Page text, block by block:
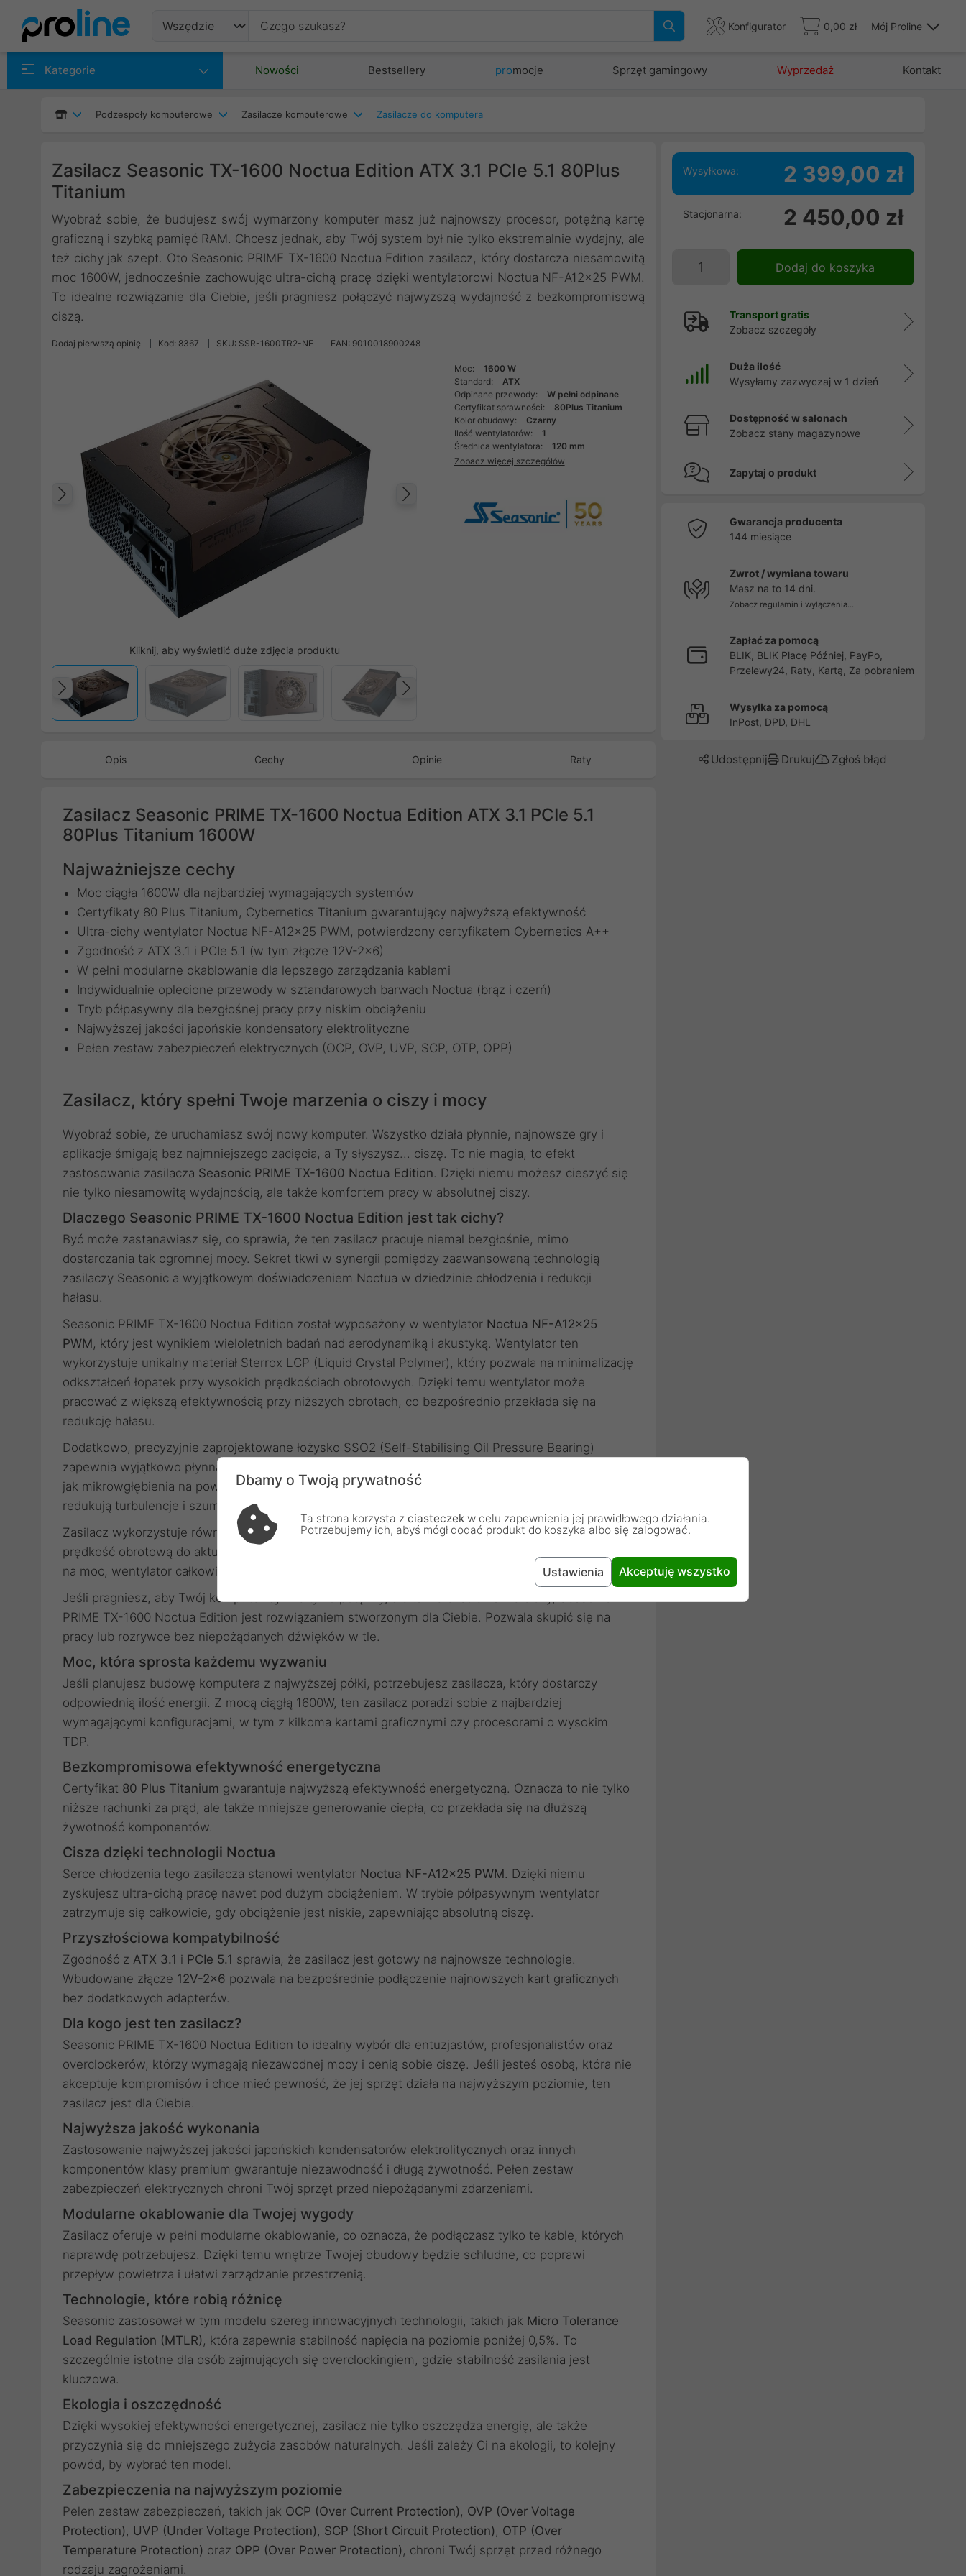
Konfigurator 0,00 zł Mój Proline
Kategorie Nowości Bestsellery promocje Sprzęt gamingowy Wyprzedaż Kontakt
Podzespoły komputerowe Zasilacze komputerowe Zasilacze do komputera
Zasilacz Seasonic TX-1600 Noctua Edition ATX 3.1 PCIe 5.1 80Plus
Titanium
Wyobraź sobie, że budujesz swój wymarzony komputer masz już najnowszy procesor, potężną kartę
graficzną i szybką pamięć RAM. Chcesz jednak, aby Twój system był nie tylko ekstremalnie wydajny, ale
też cichy jak szept. Oto Seasonic PRIME TX-1600 Noctua Edition zasilacz, który dostarcza niesamowitą
moc 1600W, jednocześnie zachowując ultra-cichą pracę dzięki wentylatorowi Noctua NF-A12x25 PWM.
To idealne rozwiązanie dla Ciebie, jeśli pragniesz połączyć najwyższą wydajność z bezkompromisową
ciszą.
Dodaj pierwszą opinię Kod: 8367 SKU: SSR-1600TR2-NE EAN: 9010018900248
Następny
Poprzedni
Kliknij, aby wyświetlić duże zdjęcia produktu
Poprzedni
Moc:
1600 W
Standard:
ATX
Odpinane przewody:
W pełni odpinane
Certyfikat sprawności:
80Plus Titanium
Kolor obudowy:
Czarny
Ilość wentylatorów:
1
Średnica wentylatora:
120 mm
Zobacz więcej szczegółów
Opis Cechy Opinie Raty
Zasilacz Seasonic PRIME TX-1600 Noctua Edition ATX 3.1 PCIe 5.1
80Plus Titanium 1600W
Najważniejsze cechy
Moc ciągła 1600W dla najbardziej wymagających systemów
Certyfikaty 80 Plus Titanium, Cybernetics Titanium gwarantujący najwyższą efektywność
Ultra-cichy wentylator Noctua NF-A12x25 PWM, potwierdzony certyfikatem Cybernetics A++
Zgodność z ATX 3.1 i PCIe 5.1 (w tym złącze 12V-2×6)
W pełni modularne okablowanie dla lepszego zarządzania kablami
Indywidualnie oplecione przewody w sztandarowych barwach Noctua (brąz i czerń)
Tryb półpasywny dla bezgłośnej pracy przy niskim obciążeniu
Najwyższej jakości japońskie kondensatory elektrolityczne
Pełen zestaw zabezpieczeń elektrycznych (OCP, OVP, UVP, SCP, OTP, OPP)
Zasilacz, który spełni Twoje marzenia o ciszy i mocy
Wyobraź sobie, że uruchamiasz swój nowy komputer. Wszystko działa płynnie, najnowsze gry i
aplikacje śmigają bez najmniejszego zacięcia, a Ty słyszysz... ciszę. To nie magia, to efekt
zastosowania zasilacza Seasonic PRIME TX-1600 Noctua Edition. Dzięki niemu możesz cieszyć się
nie tylko niesamowitą wydajnością, ale także komfortem pracy w absolutnej ciszy.
Dlaczego Seasonic PRIME TX-1600 Noctua Edition jest tak cichy?
Być może zastanawiasz się, co sprawia, że ten zasilacz pracuje niemal bezgłośnie, mimo
dostarczania tak ogromnej mocy. Sekret tkwi w synergii pomiędzy zaawansowaną technologią
zasilaczy Seasonic a wyjątkowym doświadczeniem Noctua w dziedzinie chłodzenia i redukcji
hałasu.
Seasonic PRIME TX-1600 Noctua Edition został wyposażony w wentylator Noctua NF-A12x25
PWM, który jest wynikiem wieloletnich badań nad aerodynamiką i akustyką. Wentylator ten
wykorzystuje unikalny materiał Sterrox LCP (Liquid Crystal Polymer), który pozwala na minimalizację
odkształceń łopatek przy wysokich prędkościach obrotowych. Dzięki temu wentylator może
pracować z większą efektywnością przy niższych obrotach, co bezpośrednio przekłada się na
redukcję hałasu.
Dodatkowo, precyzyjnie zaprojektowane łożysko SSO2 (Self-Stabilising Oil Pressure Bearing)
zapewnia wyjątkowo płynną pracę i długą żywotność. Specjalne rozwiązania aerodynamiczne, takie
jak mikrowgłębienia na powierzchni łopatek czy zoptymalizowany kształt ramki wentylatora,
redukują turbulencje i szumy powietrza.
Zasilacz wykorzystuje również inteligentny system kontroli wentylatora, który dostosowuje
prędkość obrotową do aktualnego obciążenia. W trybie półpasywnym, przy niskim zapotrzebowaniu
na moc, wentylator całkowicie się zatrzymuje, zapewniając absolutną ciszę.
Jeśli pragniesz, aby Twój komputer był nie tylko potężny, ale także ekstremalnie cichy, Seasonic
PRIME TX-1600 Noctua Edition jest rozwiązaniem stworzonym dla Ciebie. Pozwala skupić się na
pracy lub rozrywce bez niepożądanych dźwięków w tle.
Moc, która sprosta każdemu wyzwaniu
Jeśli planujesz budowę komputera z najwyższej półki, potrzebujesz zasilacza, który dostarczy
odpowiednią ilość energii. Z mocą ciągłą 1600W, ten zasilacz poradzi sobie z najbardziej
wymagającymi konfiguracjami, w tym z kilkoma kartami graficznymi czy procesorami o wysokim
TDP.
Bezkompromisowa efektywność energetyczna
Certyfikat 80 Plus Titanium gwarantuje najwyższą efektywność energetyczną. Oznacza to nie tylko
niższe rachunki za prąd, ale także mniejsze generowanie ciepła, co przekłada się na dłuższą
żywotność komponentów.
Cisza dzięki technologii Noctua
Serce chłodzenia tego zasilacza stanowi wentylator Noctua NF-A12x25 PWM. Dzięki niemu
zyskujesz ultra-cichą pracę nawet pod dużym obciążeniem. W trybie półpasywnym wentylator
zatrzymuje się całkowicie, gdy obciążenie jest niskie, zapewniając absolutną ciszę.
Przyszłościowa kompatybilność
Zgodność z ATX 3.1 i PCIe 5.1 sprawia, że zasilacz jest gotowy na najnowsze technologie.
Wbudowane złącze 12V-2×6 pozwala na bezpośrednie podłączenie najnowszych kart graficznych
bez dodatkowych adapterów.
Dla kogo jest ten zasilacz?
Seasonic PRIME TX-1600 Noctua Edition to idealny wybór dla entuzjastów, profesjonalistów oraz
overclockerów, którzy wymagają niezawodnej mocy i cenią sobie ciszę. Jeśli jesteś osobą, która nie
akceptuje kompromisów i chce mieć pewność, że jej sprzęt działa na najwyższym poziomie, ten
zasilacz jest dla Ciebie.
Najwyższa jakość wykonania
Zastosowanie najwyższej jakości japońskich kondensatorów elektrolitycznych oraz innych
komponentów klasy premium gwarantuje niezawodność i długą żywotność. Pełen zestaw
zabezpieczeń elektrycznych chroni Twój sprzęt przed niepożądanymi zdarzeniami.
Modularne okablowanie dla Twojej wygody
Zasilacz oferuje w pełni modularne okablowanie, co oznacza, że podłączasz tylko te kable, których
naprawdę potrzebujesz. Dzięki temu wnętrze Twojej obudowy będzie schludne, co poprawi
przepływ powietrza i ułatwi zarządzanie przestrzenią.
Technologie, które robią różnicę
Seasonic zastosował w tym modelu szereg innowacyjnych technologii, takich jak Micro Tolerance
Load Regulation (MTLR), która zapewnia stabilność napięcia na poziomie poniżej 0,5%. To
szczególnie istotne dla osób zajmujących się overclockingiem, gdzie stabilność zasilania jest
kluczowa.
Ekologia i oszczędność
Dzięki wysokiej efektywności energetycznej, zasilacz nie tylko oszczędza energię, ale także
przyczynia się do mniejszego zużycia zasobów naturalnych. Jeśli zależy Ci na ekologii, to kolejny
powód, by wybrać ten model.
Zabezpieczenia na najwyższym poziomie
Pełen zestaw zabezpieczeń, takich jak OCP (Over Current Protection), OVP (Over Voltage
Protection), UVP (Under Voltage Protection), SCP (Short Circuit Protection), OTP (Over
Temperature Protection) oraz OPP (Over Power Protection), chroni Twój sprzęt przed różnego
rodzaju zagrożeniami.
Wysyłkowa: 2 399,00 zł
Stacjonarna: 2 450,00 zł
Dodaj do koszyka
Transport gratis
Zobacz szczegóły
Duża ilość
Wysyłamy zazwyczaj w 1 dzień
Dostępność w salonach
Zobacz stany magazynowe
Zapytaj o produkt
Gwarancja producenta
144 miesiące
Zwrot / wymiana towaru
Masz na to 14 dni.
Zobacz regulamin i wyłączenia...
Zapłać za pomocą
BLIK, BLIK Płacę Później, PayPo,
Przelewy24, Raty, Kartą, Za pobraniem
Wysyłka za pomocą
InPost, DPD, DHL
Udostępnij Drukuj Zgłoś błąd
Dbamy o Twoją prywatność
Ta strona korzysta z ciasteczek w celu zapewnienia jej prawidłowego działania.
Potrzebujemy ich, abyś mógł dodać produkt do koszyka albo się zalogować.
Ustawienia Akceptuję wszystko